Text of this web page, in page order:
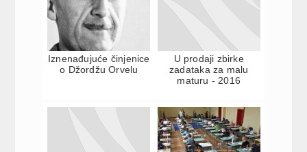
Iznenađujuće činjenice
o Džordžu Orvelu
U prodaji zbirke
zadataka za malu
maturu - 2016